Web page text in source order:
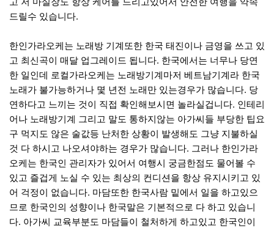
드릴수 있습니다.
한인가라오케는 노래방 기계또한 한국 태진이나 금영을 쓰고 있
고 최신곡이 매달 업그레이드 됩니다. 한국에서는 너무나 당연
한 일인데 로컬가라오케는 노래방기계마저 베트남기계라 한국
노래가 불가능하거나 몇 년전 노래만 있는경우가 많습니다. 당
연하다고 느끼는 것이 직접 확인해보시면 놀라실겁니다. 인테리
어나 노래방기계 그리고 말도 통하지않는 아가씨들 부당한 팁요
구 먹지도 않은 술값등 난처한 상황이 발생해도 그냥 지불하실
것 다 하시고 나오셔야하는 경우가 많습니다. 그러나 한인가라
오케는 한국인 관리자가 있어서 여행시 궁금한점도 물어볼 수
있고 즐겁게 노실 수 있는 최상의 컨디션을 항상 유지시키고 있
어 걱정이 없습니다. 마담또한 한국사람 밑에서 일을 하고있으
므로 한국인의 성향이나 한국말은 기본적으로 다 하고 있습니
다. 아가씨 교육부분도 마담들이 철처하게 하고있고 한국인이